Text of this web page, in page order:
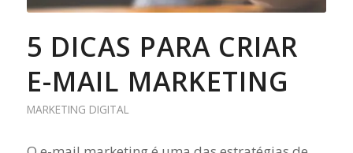
5 DICAS PARA CRIAR
E-MAIL MARKETING
MARKETING DIGITAL